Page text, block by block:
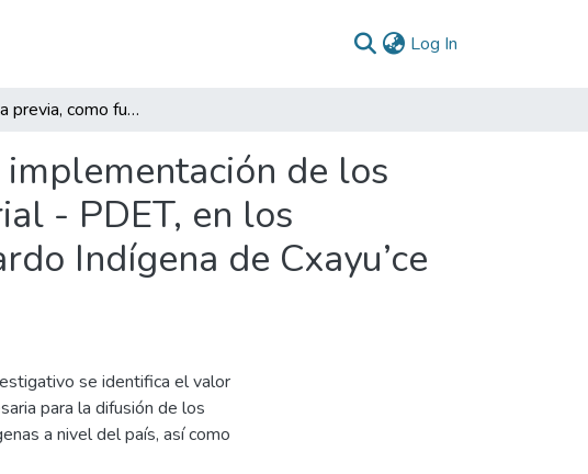
Log In
La consulta previa, como fundamento para la implementación de los programas de desarrollo con enfoque territorial - PDET, en los territorios indígenas: “Estudio de caso Resguardo Indígena de Cxayu’ce Fxiw”
de los
- PDET, en los
Indígena de Cxayu’ce
se identifica el valor
para la difusión de los
a nivel del país, así como